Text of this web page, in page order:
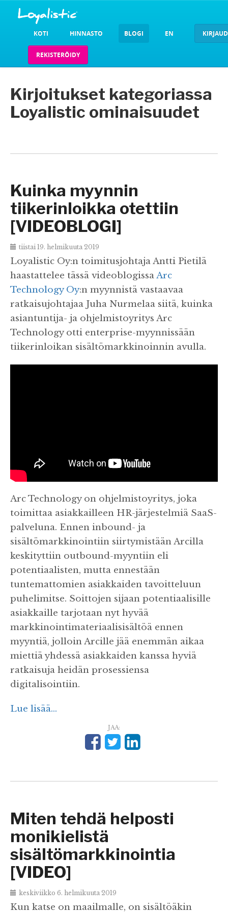
KOTI HINNASTO BLOGI EN
REKISTERÖIDY
Kirjoitukset kategoriassa
Loyalistic ominaisuudet
Kuinka myynnin
tiikerinloikka otettiin
[VIDEOBLOGI]
tiistai 19. helmikuuta 2019
Loyalistic Oy:n toimitusjohtaja Antti Pietilä
haastattelee tässä videoblogissaArc
Technology Oy:n myynnistä vastaavaa
ratkaisujohtajaa Juha Nurmelaa siitä, kuinka
asiantuntija- ja ohjelmistoyritys Arc
Technology otti enterprise-myynnissään
tiikerinloikan sisältömarkkinoinnin avulla.
Arc Technology on ohjelmistoyritys, joka
toimittaa asiakkailleen HR-järjestelmiä SaaS-
palveluna. Ennen inbound- ja
sisältömarkkinointiin siirtymistään Arcilla
keskityttiin outbound-myyntiin eli
potentiaalisten, mutta ennestään
tuntemattomien asiakkaiden tavoitteluun
puhelimitse. Soittojen sijaan potentiaalisille
asiakkaille tarjotaan nyt hyvää
markkinointimateriaalisisältöä ennen
myyntiä, jolloin Arcille jää enemmän aikaa
miettiä yhdessä asiakkaiden kanssa hyviä
ratkaisuja heidän prosessiensa
digitalisointiin.
Lue lisää...
JAA:
Miten tehdä helposti
monikielistä
sisältömarkkinointia
[VIDEO]
keskiviikko 6. helmikuuta 2019
Kun katse on maailmalle, on sisältöäkin